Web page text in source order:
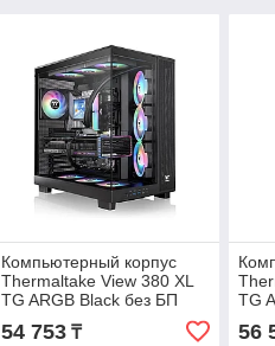
Компьютерный корпус
Thermaltake View 380 XL
TG ARGB Black без БП
(CA-11E-00M1WN-00)
54 753₸
TG
56